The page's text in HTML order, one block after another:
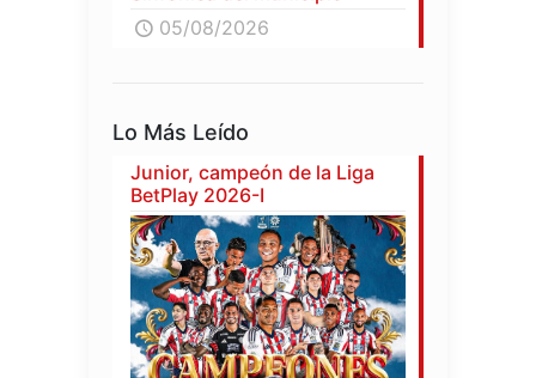
05/08/2026
Lo Más Leído
Junior, campeón de la Liga
BetPlay 2026-I